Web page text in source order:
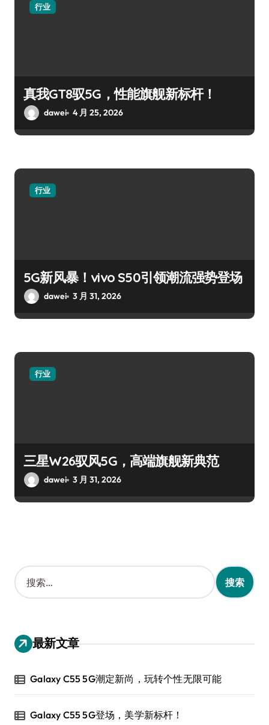
行业
真我GT8驭5G，性能旗舰新标杆！
dawei 4 月 25, 2026
行业
5G新风暴！vivo S50引领潮流强势登场
dawei 3 月 31, 2026
行业
三星W26驭风5G，高端旗舰新典范
dawei 3 月 31, 2026
搜
索
：
最新文章
Galaxy C55 5G潮定新尚，玩转个性无限可能
Galaxy C55 5G登场，美学新标杆！